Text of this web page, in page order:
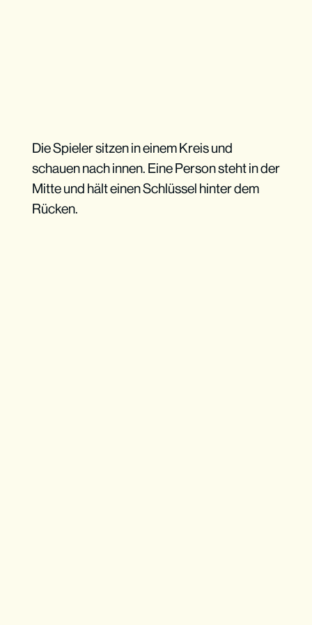
Die Spieler sitzen in einem Kreis und
schauen nach innen. Eine Person steht in der
Mitte und hält einen Schlüssel hinter dem
Rücken.